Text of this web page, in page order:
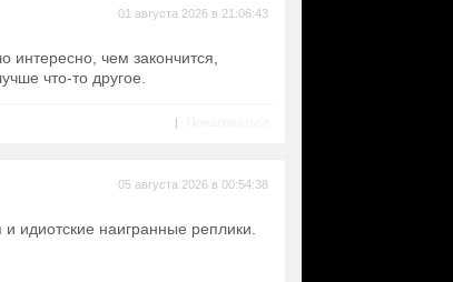
01 августа 2026 в 21:06:43
чем закончится,
что-то другое.
|
05 августа 2026 в 00:54:38
идиотские наигранные реплики.